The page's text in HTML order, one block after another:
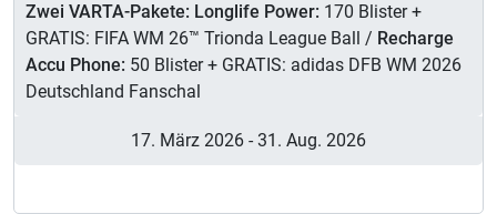
Zwei VARTA-Pakete: Longlife Power: 170 Blister +
GRATIS: FIFA WM 26™ Trionda League Ball / Recharge
Accu Phone: 50 Blister + GRATIS: adidas DFB WM 2026
Deutschland Fanschal
17. März 2026 - 31. Aug. 2026